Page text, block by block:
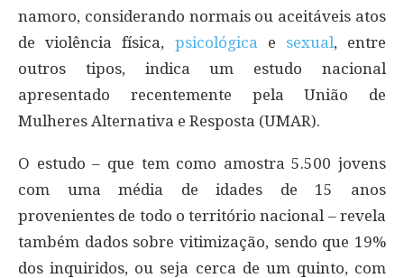
namoro, considerando normais ou aceitáveis atos
de violência física, psicológica e sexual, entre
outros tipos, indica um estudo nacional
apresentado recentemente pela União de
Mulheres Alternativa e Resposta (UMAR).
O estudo – que tem como amostra 5.500 jovens
com uma média de idades de 15 anos
provenientes de todo o território nacional – revela
também dados sobre vitimização, sendo que 19%
dos inquiridos, ou seja cerca de um quinto, com